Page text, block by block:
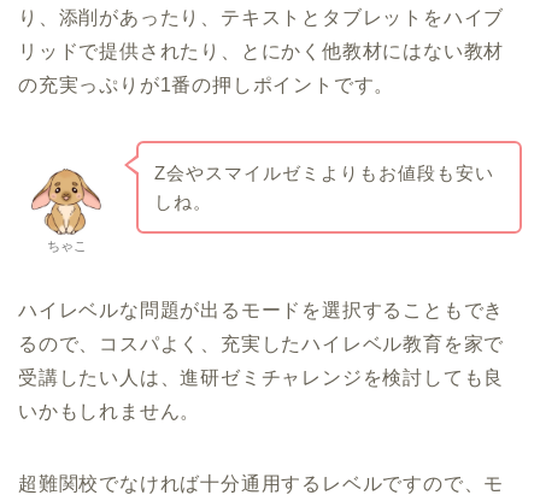
り、添削があったり、テキストとタブレットをハイブ
リッドで提供されたり、とにかく他教材にはない教材
の充実っぷりが1番の押しポイントです。
ちゃこ
Z会やスマイルゼミよりもお値段も安い
しね。
ハイレベルな問題が出るモードを選択することもでき
るので、コスパよく、充実したハイレベル教育を家で
受講したい人は、進研ゼミチャレンジを検討しても良
いかもしれません。
超難関校でなければ十分通用するレベルですので、モ